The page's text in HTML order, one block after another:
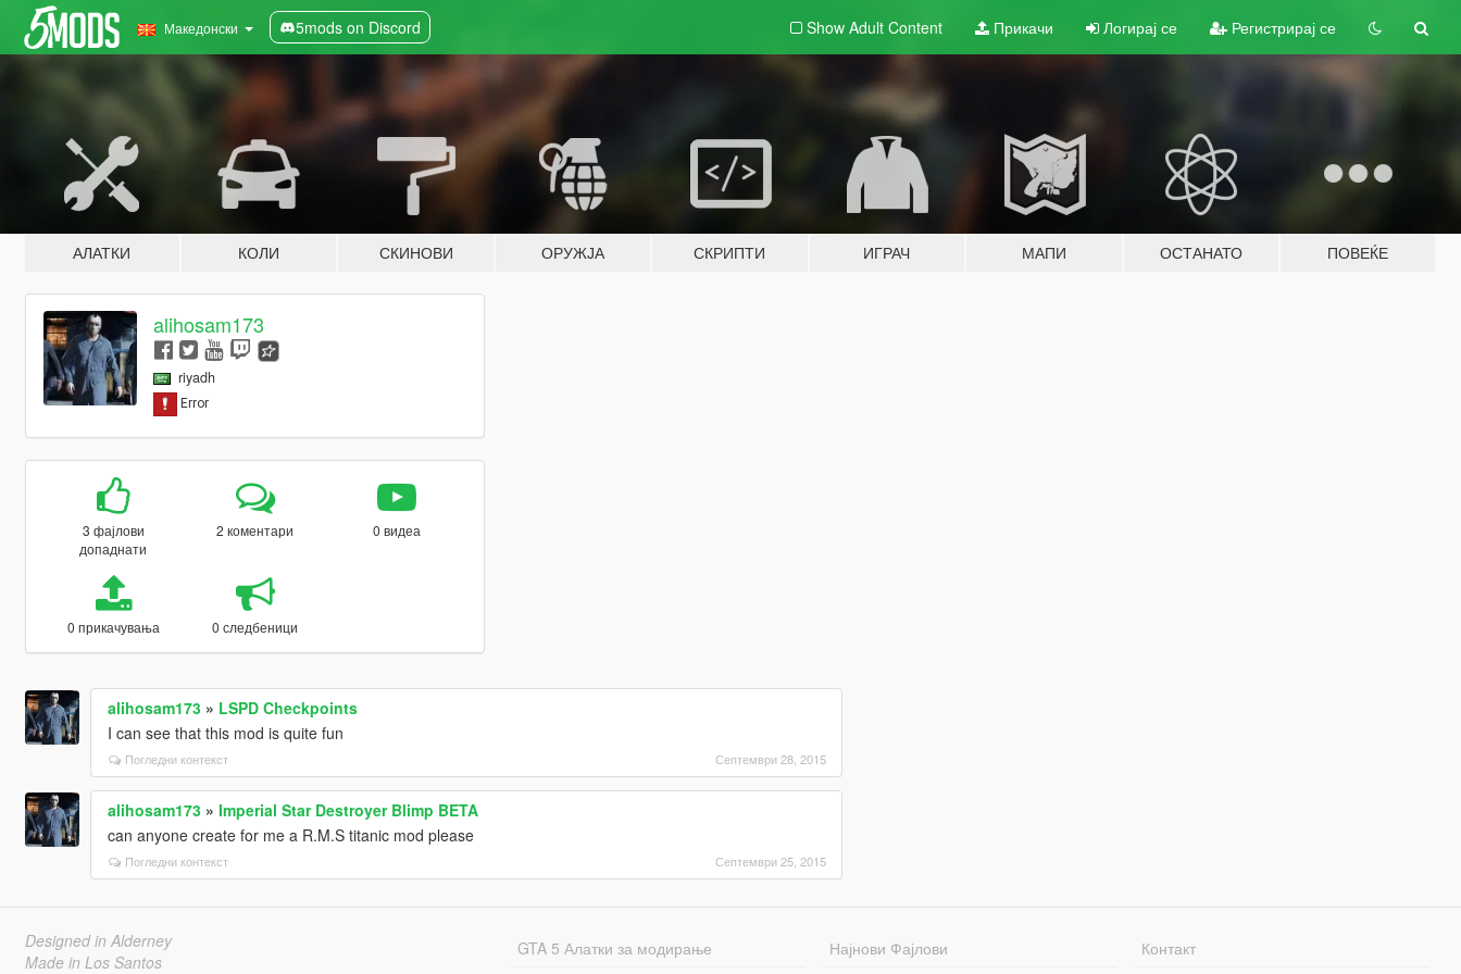
Македонски 5mods on Discord Show Adult Content Прикачи Логирај се Регистрирај се
АЛАТКИ КОЛИ СКИНОВИ ОРУЖЈА СКРИПТИ ИГРАЧ МАПИ ОСТАНАТО ПОВЕЌЕ
alihosam173
riyadh
3 фајлови
допаднати
2 коментари 0 видеа
0 прикачувања 0 следбеници
alihosam173» LSPD Checkpoints
I can see that this mod is quite fun
Погледни контекст Септември 28, 2015
alihosam173» Imperial Star Destroyer Blimp BETA
can anyone create for me a R.M.S titanic mod please
Погледни контекст Септември 25, 2015
Designed in Alderney
Made in Los Santos
GTA 5 Алатки за модирање Најнови Фајлови Контакт